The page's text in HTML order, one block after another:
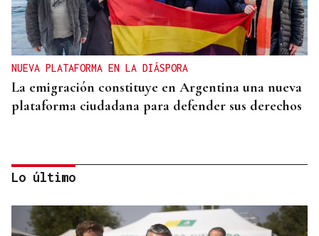
NUEVA PLATAFORMA EN LA DIÁSPORA
La emigración constituye en Argentina una nueva
plataforma ciudadana para defender sus derechos
Lo último